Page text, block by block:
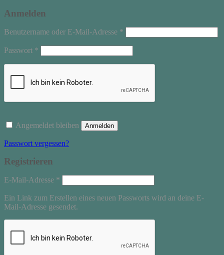
Anmelden
Benutzername oder E-Mail-Adresse *
Passwort *
Angemeldet bleiben Anmelden
Passwort vergessen?
Registrieren
E-Mail-Adresse *
Ein Link zum Erstellen eines neuen Passworts wird an deine E-
Mail-Adresse gesendet.